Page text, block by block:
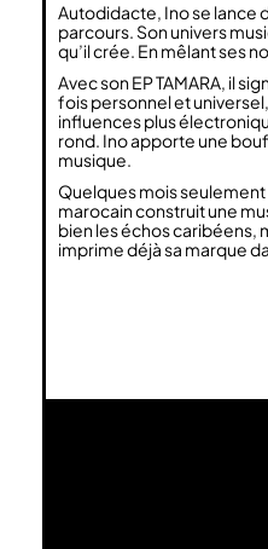
Autodidacte, Ino se lance
parcours. Son univers
qu’il crée. En mêlant ses
Avec son EP TAMARA, il
fois personnel et
influences plus
rond. Ino apporte une
musique.
Quelques mois seulement
marocain construit une
bien les échos caribéens,
imprime déjà sa marque